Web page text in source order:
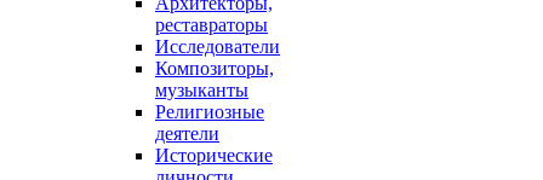
реставраторы
Исследователи
Композиторы,
музыканты
Религиозные
деятели
Исторические